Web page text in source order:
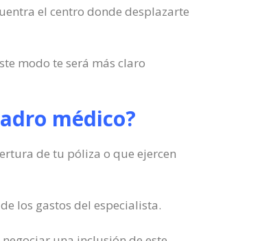
el centro donde desplazarte
modo te será más claro
médico?
de tu póliza o que ejercen
los gastos del especialista.